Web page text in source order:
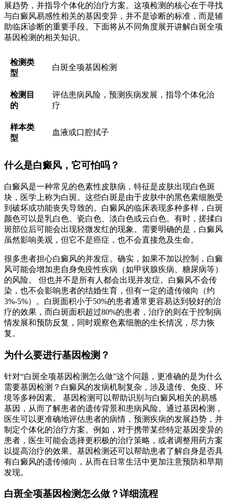
展趋势，并指导个体化的治疗方案。这项检测的核心在于寻找
与白癜风易感性相关的基因变异，并不是诊断的标准，而是辅
助临床诊断的重要手段。下面将从不同角度展开讲解白斑全项
基因检测的相关知识。
检测类
型
白斑全项基因检测
检测目
的
评估患病风险，预测疾病发展，指导个体化治
疗
样本类
型
血液或口腔拭子
什么是白癜风，它可怕吗？
白癜风是一种常见的色素性皮肤病，特征是皮肤出现白色斑
块，医学上称为白斑。这些白斑是由于皮肤中的黑色素细胞受
到破坏或功能丧失导致的。白癜风的临床表现多种多样，白斑
颜色可以是乳白色、瓷白色、淡白色或云白色。有时，搓揉白
斑部位后可能会出现轻微发红的现象。需要明确的是，白癜风
虽然影响美观，但它不是癌症，也不会直接危及生命。
很多患者担心白癜风的并发症。确实，如果不加以控制，白癜
风可能会增加患自身免疫性疾病（如甲状腺疾病、糖尿病等）
的风险。 但也并不是所有人都会出现并发症。白癜风不会传
染，也不会影响患者的结婚生育，但有一定的遗传倾向（约
3%-5%）。白斑面积小于50%的患者通常更容易达到较好的治
疗的效果，而白斑面积超过80%的患者，治疗的则在于控制病
情发展和预防反复，同时观察色素细胞的生长情况，尽力恢
复。
为什么要进行基因检测？
针对“白斑全项基因检测怎么做”这个问题，更准确的是为什么
需要基因检测？白癜风的发病机制复杂，涉及遗传、免疫、环
境等多种因素。 基因检测可以帮助识别与白癜风相关的易感
基因，从而了解患者的遗传背景和患病风险。通过基因检测，
医生可以更准确地评估患者的病情，预测疾病的发展趋势，并
制定个体化的治疗方案。例如，对于携带某些特定基因变异的
患者，医生可能会选择更积极的治疗策略，或者调整用药方案
以提高治疗的效果。基因检测还可以帮助患者了解自身是否具
有白癜风的遗传倾向，从而在日常生活中更加注意预防和早期
发现。
白斑全项基因检测怎么做？详细流程